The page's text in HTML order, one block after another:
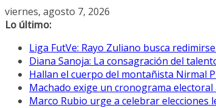
Saltar
al
viernes, agosto 7, 2026
Lo último:
Liga FutVe: Rayo Zuliano busca
Diana Sanoja: La consagración del
Hallan el cuerpo del montañista Nirmal
Machado exige un cronograma electoral
Marco Rubio urge a celebrar elecciones